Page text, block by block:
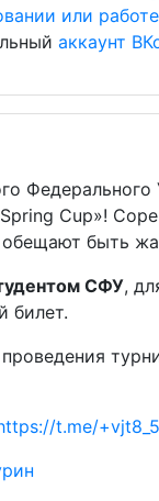
или работе
аккаунт
Федерального
Cup»!
быть
СФУ,
билет.
t.me/